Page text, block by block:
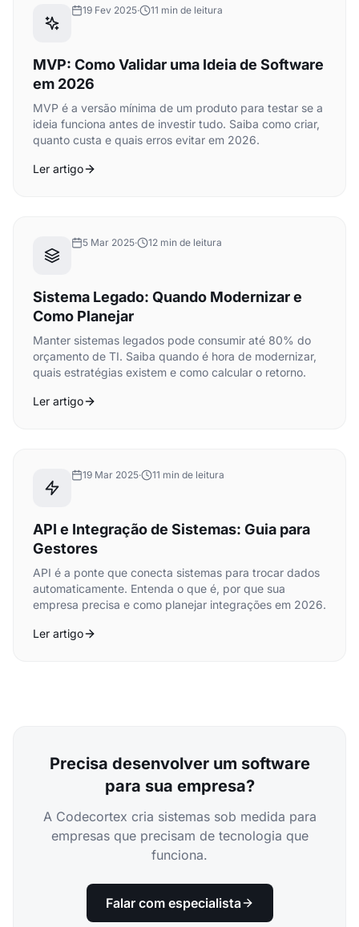
19 Fev 2025· 11 min de leitura
MVP: Como Validar uma Ideia de Software
em 2026
MVP é a versão mínima de um produto para testar se a
ideia funciona antes de investir tudo. Saiba como criar,
quanto custa e quais erros evitar em 2026.
Ler artigo
5 Mar 2025· 12 min de leitura
Sistema Legado: Quando Modernizar e
Como Planejar
Manter sistemas legados pode consumir até 80% do
orçamento de TI. Saiba quando é hora de modernizar,
quais estratégias existem e como calcular o retorno.
Ler artigo
19 Mar 2025· 11 min de leitura
API e Integração de Sistemas: Guia para
Gestores
API é a ponte que conecta sistemas para trocar dados
automaticamente. Entenda o que é, por que sua
empresa precisa e como planejar integrações em 2026.
Ler artigo
Precisa desenvolver um software
para sua empresa?
A Codecortex cria sistemas sob medida para
empresas que precisam de tecnologia que
funciona.
Falar com especialista